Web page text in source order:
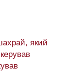
який